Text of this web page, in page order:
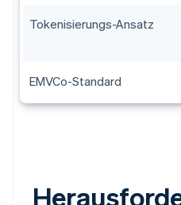
Tokenisierungs-Ansatz
EMVCo-Standard